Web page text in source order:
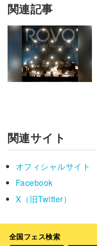
関連記事
関連サイト
オフィシャルサイト
Facebook
X（旧Twitter）
全国フェス検索